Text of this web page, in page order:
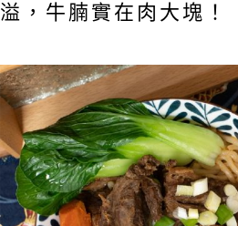
溢，牛腩實在肉大塊！